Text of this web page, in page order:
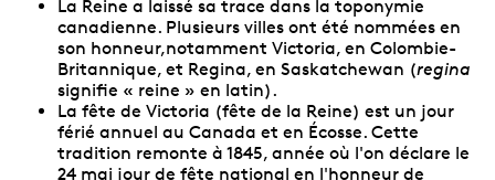
La Reine a laissé sa trace dans la toponymie
canadienne. Plusieurs villes ont été nommées en
son honneur,notamment Victoria, en Colombie-
Britannique, et Regina, en Saskatchewan (regina
signifie « reine » en latin).
La fête de Victoria (fête de la Reine) est un jour
férié annuel au Canada et en Écosse. Cette
tradition remonte à 1845, année où l'on déclare le
24 mai jour de fête national en l'honneur de